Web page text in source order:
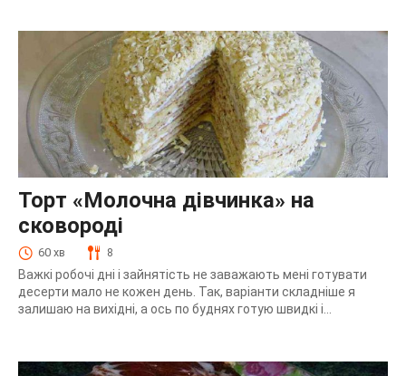
Торт «Молочна дівчинка» на
сковороді
60 хв 8
Важкі робочі дні і зайнятість не заважають мені готувати
десерти мало не кожен день. Так, варіанти складніше я
залишаю на вихідні, а ось по буднях готую швидкі і...